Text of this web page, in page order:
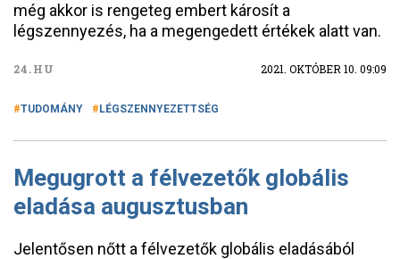
még akkor is rengeteg embert károsít a
légszennyezés, ha a megengedett értékek alatt van.
24.HU 2021. OKTÓBER 10. 09:09
TUDOMÁNY LÉGSZENNYEZETTSÉG
Megugrott a félvezetők globális
eladása augusztusban
Jelentősen nőtt a félvezetők globális eladásából